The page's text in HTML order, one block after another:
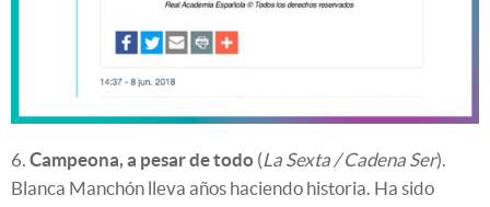
6. Campeona, a pesar de todo (La Sexta / Cadena Ser).
Blanca Manchón lleva años haciendo historia. Ha sido